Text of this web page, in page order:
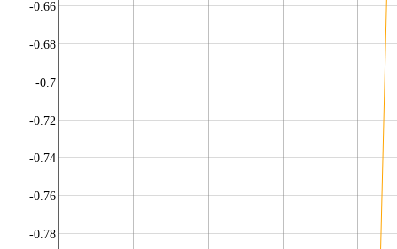
-0.78
-0.76
-0.74
-0.72
-0.7
-0.68
-0.66